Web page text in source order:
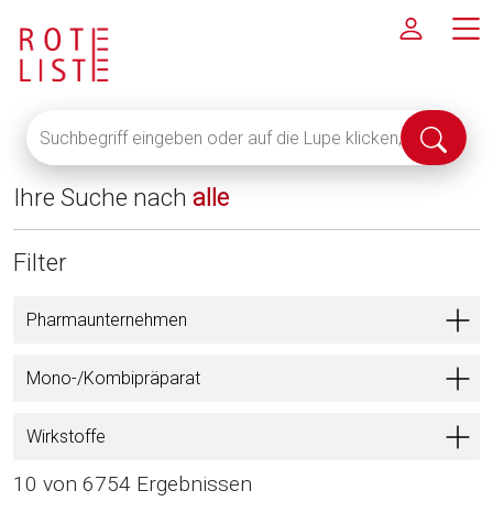
eingeben
oder
auf
die
Lupe
alle
anzuzeigen
Suche
Ihre Suche nach alle
Filter
Pharmaunternehmen
Mono-/Kombipräparat
Wirkstoffe
10 von 6754 Ergebnissen